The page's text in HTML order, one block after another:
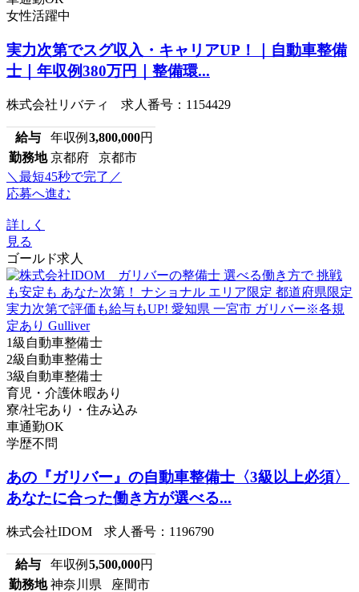
女性活躍中
実力次第でスグ収入・キャリアUP！｜自動車整備
士｜年収例380万円｜整備環...
株式会社リバティ 求人番号：1154429
給与 年収例 3,800,000円
勤務地 京都府 京都市
＼最短45秒で完了／
応募へ進む
詳しく
見る
ゴールド求人
1級自動車整備士
2級自動車整備士
3級自動車整備士
育児・介護休暇あり
寮/社宅あり・住み込み
車通勤OK
学歴不問
あの『ガリバー』の自動車整備士〈3級以上必須〉
あなたに合った働き方が選べる...
株式会社IDOM 求人番号：1196790
給与 年収例 5,500,000円
勤務地 神奈川県 座間市